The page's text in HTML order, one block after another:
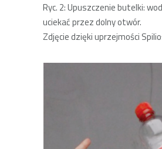
Ryc. 2: Upuszczenie butelki:
uciekać przez dolny otwór.
Zdjęcie dzięki uprzejmości